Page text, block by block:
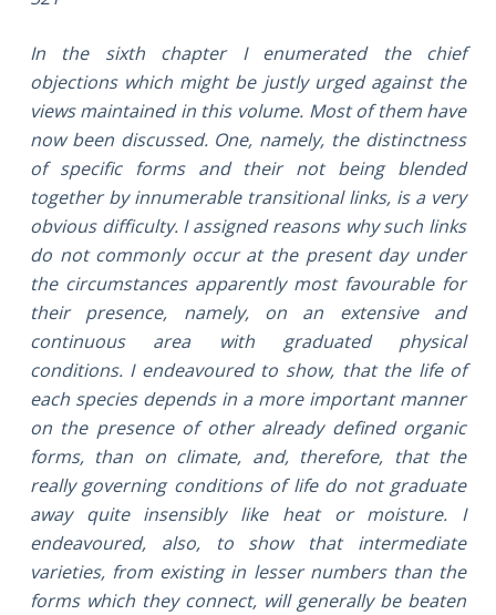
In the sixth chapter I enumerated the chief
objections which might be justly urged against the
views maintained in this volume. Most of them have
now been discussed. One, namely, the distinctness
of specific forms and their not being blended
together by innumerable transitional links, is a very
obvious difficulty. I assigned reasons why such links
do not commonly occur at the present day under
the circumstances apparently most favourable for
their presence, namely, on an extensive and
continuous area with graduated physical
conditions. I endeavoured to show, that the life of
each species depends in a more important manner
on the presence of other already defined organic
forms, than on climate, and, therefore, that the
really governing conditions of life do not graduate
away quite insensibly like heat or moisture. I
endeavoured, also, to show that intermediate
varieties, from existing in lesser numbers than the
forms which they connect, will generally be beaten